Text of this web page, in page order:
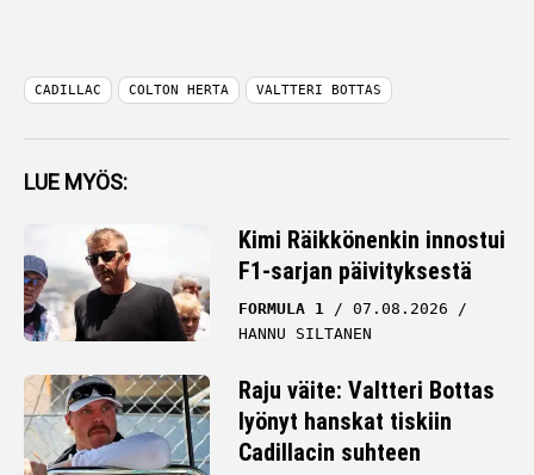
CADILLAC COLTON HERTA VALTTERI BOTTAS
LUE MYÖS:
Kimi Räikkönenkin innostui
F1-sarjan päivityksestä
FORMULA 1
07.08.2026
HANNU SILTANEN
Raju väite: Valtteri Bottas
lyönyt hanskat tiskiin
Cadillacin suhteen